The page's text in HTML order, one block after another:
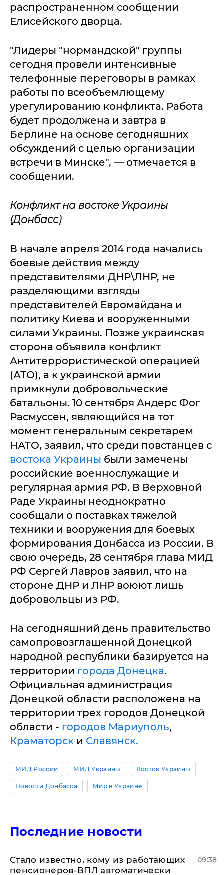
распространенном сообщении
Елисейского дворца.
"Лидеры "нормандской" группы
сегодня провели интенсивные
телефонные переговоры в рамках
работы по всеобъемлющему
урегулированию конфликта. Работа
будет продолжена и завтра в
Берлине на основе сегодняшних
обсуждений с целью организации
встречи в Минске", — отмечается в
сообщении.
Конфликт на востоке Украины
(Донбасс)
В начале апреля 2014 года начались
боевые действия между
представителями ДНР\ЛНР, не
разделяющими взгляды
представителей Евромайдана и
политику Киева и вооруженными
силами Украины. Позже украинская
сторона объявила конфликт
Антитеррористической операцией
(АТО), а к украинской армии
примкнули добровольческие
батальоны. 10 сентября Андерс Фог
Расмуссен, являющийся на тот
момент генеральным секретарем
НАТО, заявил, что среди повстанцев с
востока Украины были замечены
российские военнослужащие и
регулярная армия РФ. В Верховной
Раде Украины неоднократно
сообщали о поставках тяжелой
техники и вооружения для боевых
формирования Донбасса из России. В
свою очередь, 28 сентября глава МИД
РФ Сергей Лавров заявил, что на
стороне ДНР и ЛНР воюют лишь
добровольцы из РФ.
На сегодняшний день правительство
самопровозглашенной Донецкой
народной республики базируется на
территории города Донецка.
Официальная администрация
Донецкой области расположена на
территории трех городов Донецкой
области - городов Мариуполь,
Краматорск и Славянск.
МИД России МИД Украины Восток Украины
Новости Донбасса Мир в Украине
Последние новости
Стало известно, кому из работающих
пенсионеров-ВПЛ автоматически
09:38